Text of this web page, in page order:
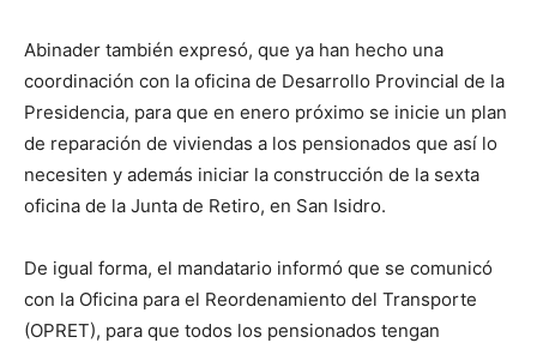
Abinader también expresó, que ya han hecho una
coordinación con la oficina de Desarrollo Provincial de la
Presidencia, para que en enero próximo se inicie un plan
de reparación de viviendas a los pensionados que así lo
necesiten y además iniciar la construcción de la sexta
oficina de la Junta de Retiro, en San Isidro.
De igual forma, el mandatario informó que se comunicó
con la Oficina para el Reordenamiento del Transporte
(OPRET), para que todos los pensionados tengan